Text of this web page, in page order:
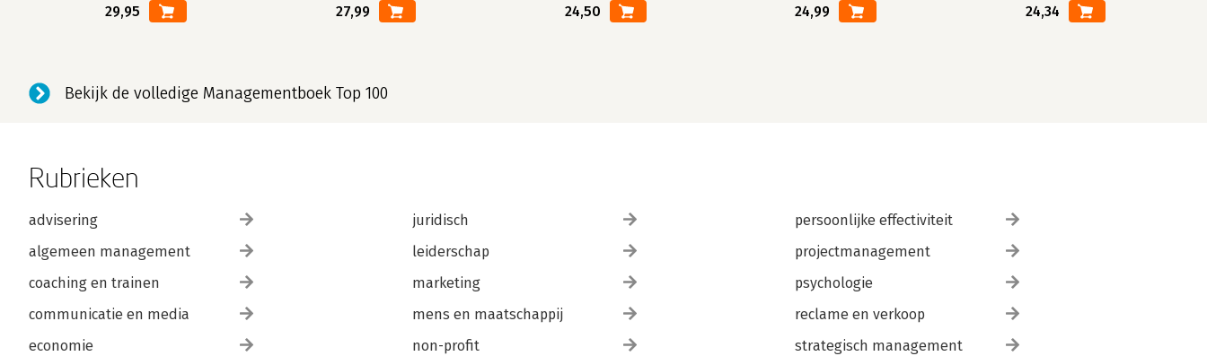
29,95 27,99 24,50 24,99 24,34
Bekijk de volledige Managementboek Top 100
Rubrieken
advisering
algemeen management
coaching en trainen
communicatie en media
economie
juridisch
leiderschap
marketing
mens en maatschappij
non-profit
persoonlijke effectiviteit
projectmanagement
psychologie
reclame en verkoop
strategisch management